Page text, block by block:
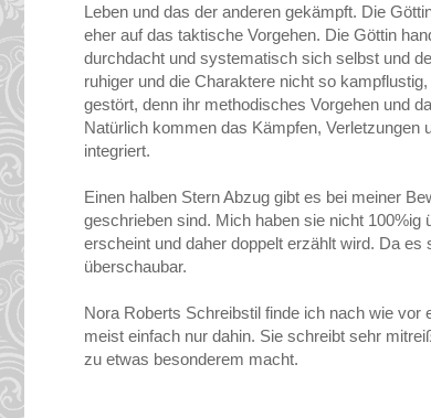
Leben und das der anderen gekämpft. Die
eher auf das taktische Vorgehen. Die Göttin
durchdacht und systematisch sich selbst und
ruhiger und die Charaktere nicht so
gestört, denn ihr methodisches Vorgehen und
Natürlich kommen das Kämpfen,
integriert.
Einen halben Stern Abzug gibt es bei meiner
geschrieben sind. Mich haben sie nicht
erscheint und daher doppelt erzählt wird. Da
überschaubar.
Nora Roberts Schreibstil finde ich nach wie
meist einfach nur dahin. Sie schreibt sehr
zu etwas besonderem macht.